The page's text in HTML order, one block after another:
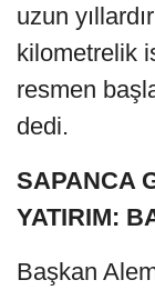
uzun
kilometrelik
resmen
dedi.
SAPANCA
YATIRIM:
Başkan